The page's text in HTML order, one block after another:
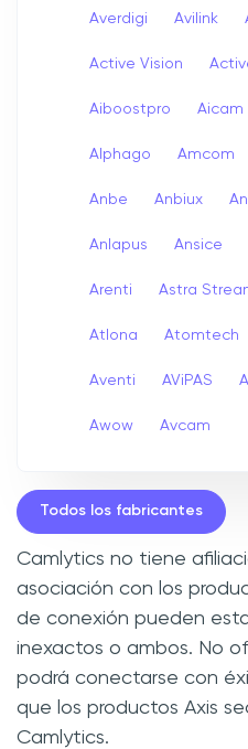
Averdigi Avilink
Active Vision
Aiboostpro Aicam
Alphago Amcom
Anbe Anbiux
Anlapus Ansice
Arenti Astra
Atlona Atomtech
Aventi AViPAS
Awow Avcam
Todos los fabricantes
Camlytics no tiene
asociación con los
de conexión pueden
inexactos o ambos. No
podrá conectarse con
que los productos Axis
Camlytics.